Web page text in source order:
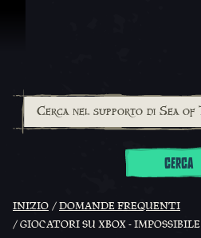
CERCA
INIZIO
DOMANDE FREQUENTI
GIOCATORI SU XBOX - IMPOSSIBILE ACQUISIRE LA CHAT